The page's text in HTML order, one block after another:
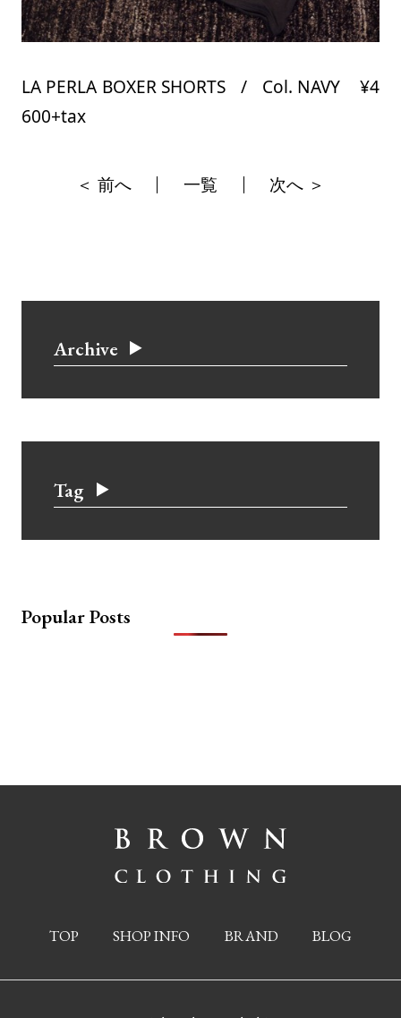
LA PERLA BOXER SHORTS / Col. NAVY ¥4
600+tax
＜ 前へ 一覧 次へ ＞
Archive
Tag
Popular Posts
TOP SHOP INFO BRAND BLOG